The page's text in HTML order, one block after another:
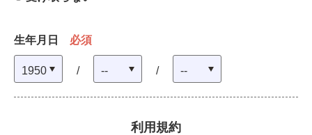
生年月日 必須
/ /
利用規約